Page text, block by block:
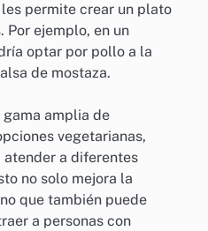
permite crear un plato
Por ejemplo, en un
optar por pollo a la
de mostaza.
amplia de
vegetarianas,
atender a diferentes
no solo mejora la
que también puede
a personas con